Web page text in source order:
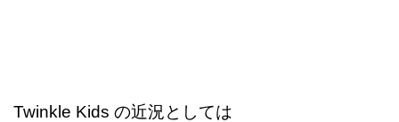
Twinkle Kids の近況としては